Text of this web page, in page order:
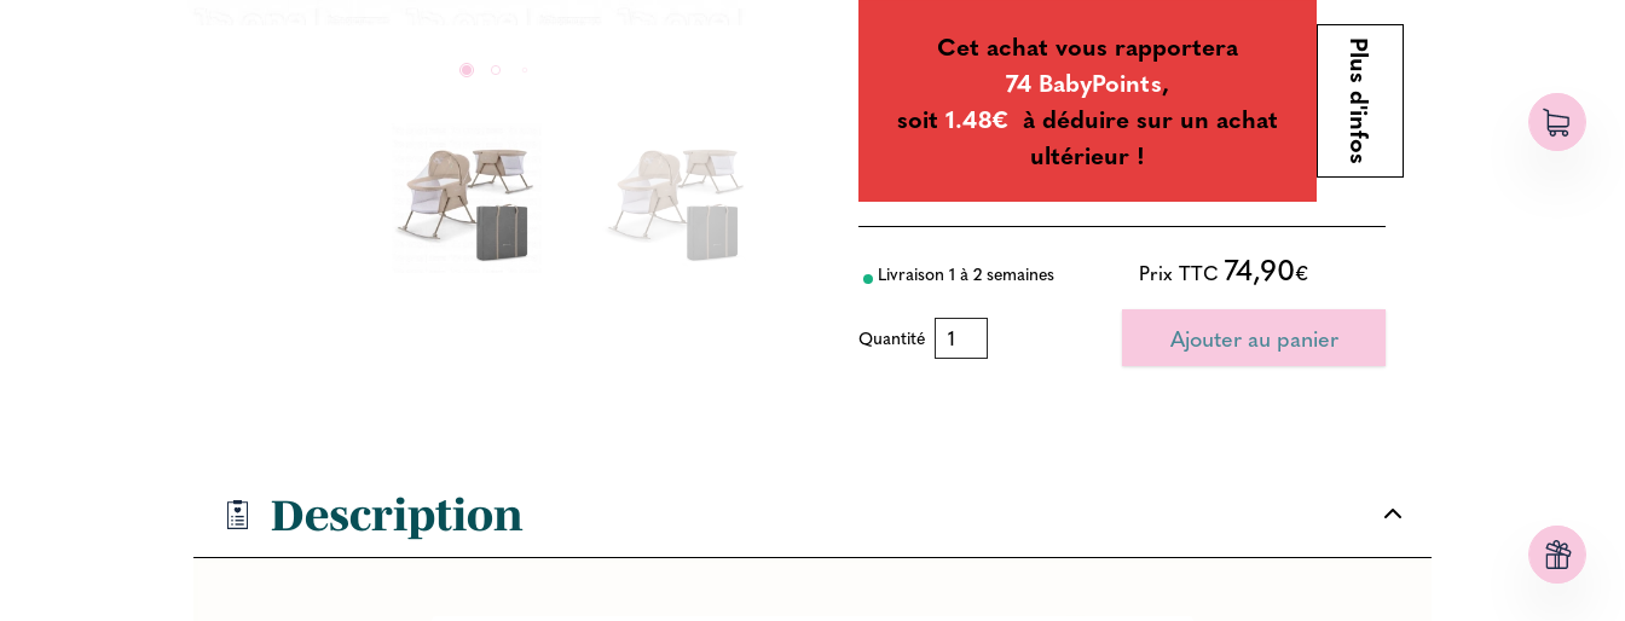
Cet achat vous rapportera
74 BabyPoints,
soit1.48€ à déduire sur un achat
ultérieur !
Plus d'infos
Livraison 1 à 2 semaines Prix TTC 74,90€
Quantité
Description